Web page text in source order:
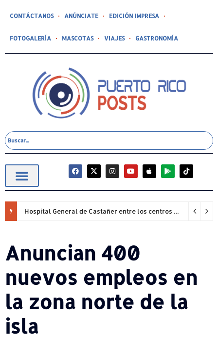
CONTÁCTANOS ANÚNCIATE EDICIÓN IMPRESA
FOTOGALERÍA MASCOTAS VIAJES GASTRONOMÍA
Hospital General de Castañer entre los centros de salud comunitarios con mejor desempeño clínico de Estados Unidos
Anuncian 400
nuevos empleos en
la zona norte de la
isla